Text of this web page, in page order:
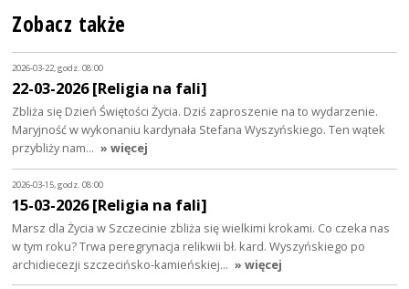
Zobacz także
2026-03-22, godz. 08:00
22-03-2026 [Religia na fali]
Zbliża się Dzień Świętości Życia. Dziś zaproszenie na to wydarzenie.
Maryjność w wykonaniu kardynała Stefana Wyszyńskiego. Ten wątek
przybliży nam… » więcej
2026-03-15, godz. 08:00
15-03-2026 [Religia na fali]
Marsz dla Życia w Szczecinie zbliża się wielkimi krokami. Co czeka nas
w tym roku? Trwa peregrynacja relikwii bł. kard. Wyszyńskiego po
archidiecezji szczecińsko-kamieńskiej… » więcej